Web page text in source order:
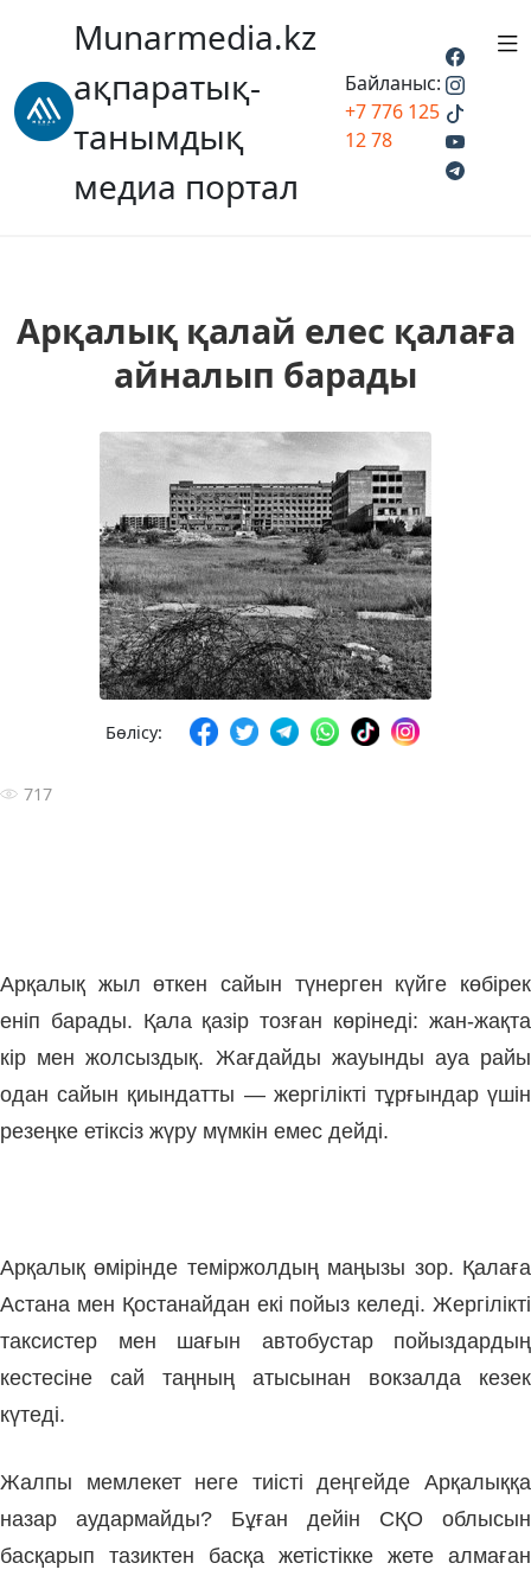
Munarmedia.kz
ақпаратық-
танымдық
медиа портал
Байланыс:
+7 776 125
12 78
Арқалық қалай елес қалаға
айналып барады
Бөлісу:
717
Арқалық жыл өткен сайын түнерген күйге көбірек
еніп барады. Қала қазір тозған көрінеді: жан-жақта
кір мен жолсыздық. Жағдайды жауынды ауа райы
одан сайын қиындатты — жергілікті тұрғындар үшін
резеңке етіксіз жүру мүмкін емес дейді.
Арқалық өмірінде теміржолдың маңызы зор. Қалаға
Астана мен Қостанайдан екі пойыз келеді. Жергілікті
таксистер мен шағын автобустар пойыздардың
кестесіне сай таңның атысынан вокзалда кезек
күтеді.
Жалпы мемлекет неге тиісті деңгейде Арқалыққа
назар аудармайды? Бұған дейін СҚО облысын
басқарып тазиктен басқа жетістікке жете алмаған